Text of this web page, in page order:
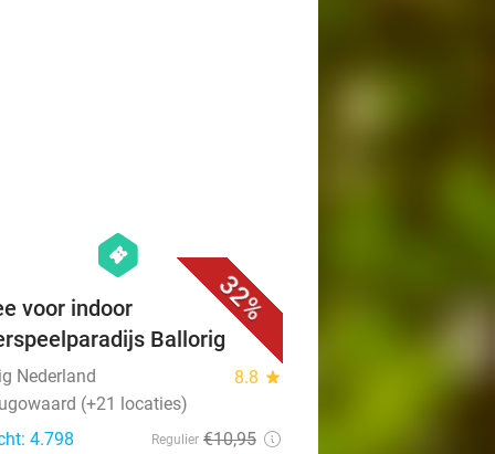
32%
hexagon
events
voor indoor
Ballorig
Nederland 8.8 star
(+21 locaties)
4.798
Regulier €10,95